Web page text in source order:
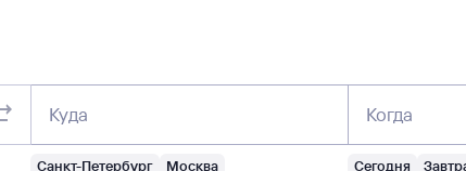
Куда
Санкт-Петербург Москва
Когда
Сегодня